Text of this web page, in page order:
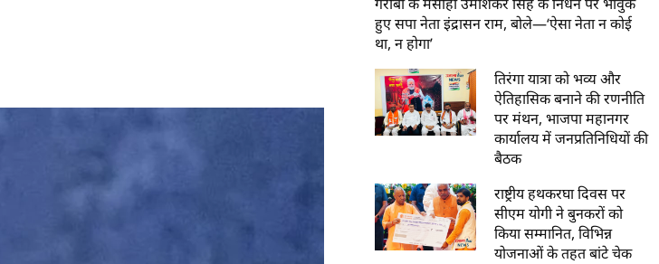
हुए सपा नेता इंद्रासन राम, बोले—‘ऐसा नेता न कोई
था, न होगा’
तिरंगा यात्रा को भव्य और
ऐतिहासिक बनाने की रणनीति
पर मंथन, भाजपा महानगर
कार्यालय में जनप्रतिनिधियों की
बैठक
राष्ट्रीय हथकरघा दिवस पर
सीएम योगी ने बुनकरों को
किया सम्मानित, विभिन्न
योजनाओं के तहत बांटे चेक